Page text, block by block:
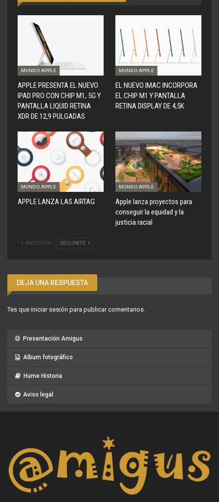
MUNDO APPLE
APPLE PRESENTA EL NUEVO
IPAD PRO CON CHIP M1, 5G Y
PANTALLA LIQUID RETINA
XDR DE 12,9 PULGADAS
MUNDO APPLE
EL NUEVO IMAC INCORPORA
EL CHIP M1 Y PANTALLA
RETINA DISPLAY DE 4,5K
MUNDO APPLE
APPLE LANZA LAS AIRTAG
MUNDO APPLE
Apple lanza proyectos para
conseguir la equidad y la
justicia racial
ANTERIOR SEGUINTE
DEJA UNA RESPUESTA
Tes que iniciar sesión para publicar comentarios.
Presentación Amigus
Album fotográfico
Hume Historia
Aviso legal